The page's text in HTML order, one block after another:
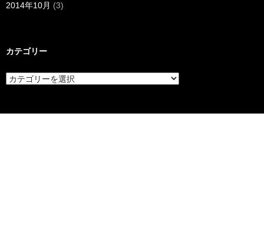
2014年10月 (3)
カテゴリー
カ
テ